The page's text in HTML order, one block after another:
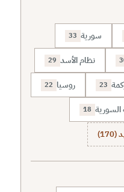
سورية 33
نظام الأسد 29
23 روسيا 22
السورية 18